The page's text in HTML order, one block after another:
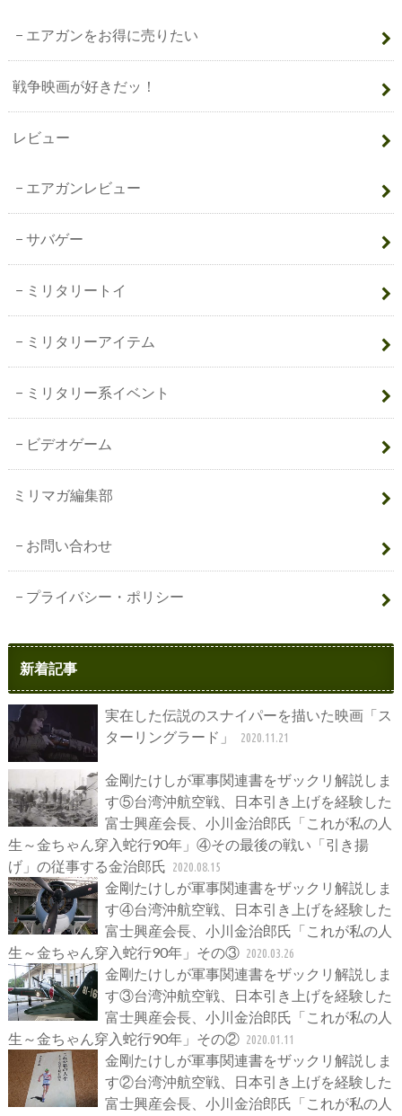
エアガンをお得に売りたい
戦争映画が好きだッ！
レビュー
エアガンレビュー
サバゲー
ミリタリートイ
ミリタリーアイテム
ミリタリー系イベント
ビデオゲーム
ミリマガ編集部
お問い合わせ
プライバシー・ポリシー
新着記事
実在した伝説のスナイパーを描いた映画「ス
ターリングラード」
2020.11.21
金剛たけしが軍事関連書をザックリ解説しま
す⑤台湾沖航空戦、日本引き上げを経験した
富士興産会長、小川金治郎氏「これが私の人
生～金ちゃん穿入蛇行90年」④その最後の戦い「引き揚
げ」の従事する金治郎氏 2020.08.15
金剛たけしが軍事関連書をザックリ解説しま
す④台湾沖航空戦、日本引き上げを経験した
富士興産会長、小川金治郎氏「これが私の人
生～金ちゃん穿入蛇行90年」その③ 2020.03.26
金剛たけしが軍事関連書をザックリ解説しま
す③台湾沖航空戦、日本引き上げを経験した
富士興産会長、小川金治郎氏「これが私の人
生～金ちゃん穿入蛇行90年」その② 2020.01.11
金剛たけしが軍事関連書をザックリ解説しま
す②台湾沖航空戦、日本引き上げを経験した
富士興産会長、小川金治郎氏「これが私の人